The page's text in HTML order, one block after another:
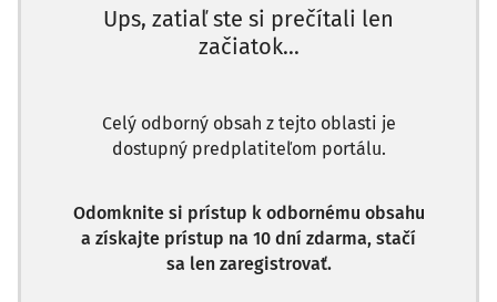
Ups, zatiaľ ste si prečítali len
začiatok...
Celý odborný obsah z tejto oblasti je
dostupný predplatiteľom portálu.
Odomknite si prístup k odbornému obsahu
a získajte prístup na 10 dní zdarma, stačí
sa len zaregistrovať.